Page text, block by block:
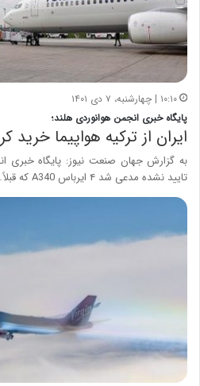
۱۰:۱۰ | چهارشنبه، ۷ دی ۱۴۰۱
پایگاه خبری انجمن هوانوردی هلند؛
ایران از ترکیه هواپیما خرید
به گزارش جهان صنعت نیوز: پایگاه خبری
تایید نشده مدعی شد ۴ ایرباس A340 که قبلاً…